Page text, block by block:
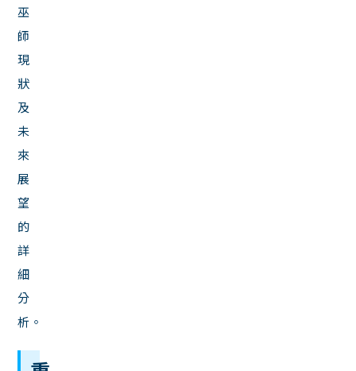
巫
師
現
狀
及
未
來
展
望
的
詳
細
分
析。